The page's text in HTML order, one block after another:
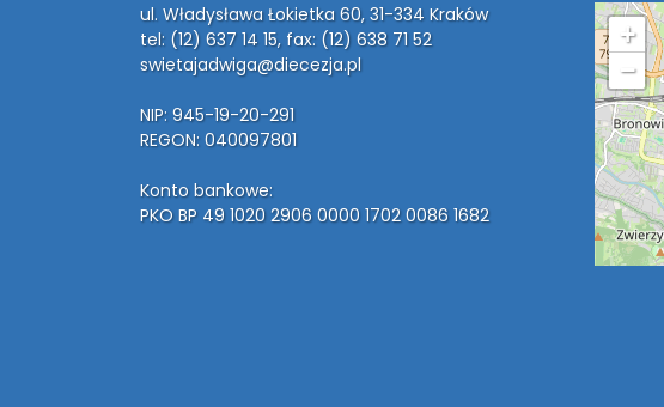
ul. Władysława Łokietka 60, 31-334 Kraków
tel: (12) 637 14 15, fax: (12) 638 71 52
swietajadwiga@diecezja.pl
NIP: 945-19-20-291
REGON: 040097801
Konto bankowe:
PKO BP 49 1020 2906 0000 1702 0086 1682
+
−